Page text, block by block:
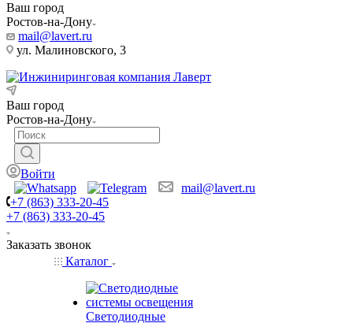
Ваш город
Ростов-на-Дону
mail@lavert.ru
ул. Малиновского, 3
Ваш город
Ростов-на-Дону
Войти
mail@lavert.ru
+7 (863) 333-20-45
+7 (863) 333-20-45
Заказать звонок
Каталог
Светодиодные